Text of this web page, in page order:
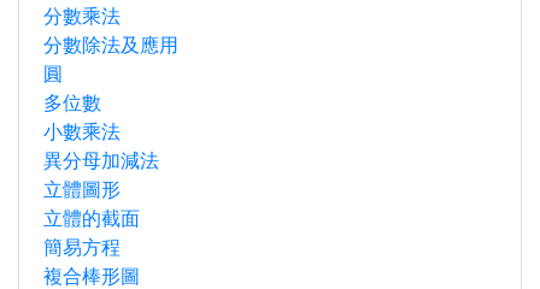
分數乘法
分數除法及應用
圓
多位數
小數乘法
異分母加減法
立體圖形
立體的截面
簡易方程
複合棒形圖